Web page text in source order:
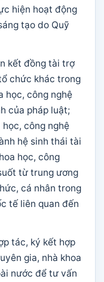
hiện hoạt động
tạo do Quỹ
kết đồng tài trợ
chức khác trong
học, công nghệ
của pháp luật;
công nghệ
hệ sinh thái tài
học, công
từ trung ương
cá nhân trong
tế liên quan đến
tác, ký kết hợp
gia, nhà khoa
nước để tư vấn